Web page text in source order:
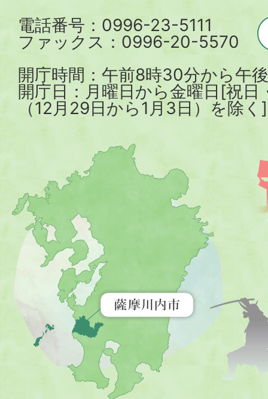
電話番号：0996-23-5111
ファックス：0996-20-5570
開庁時間：午前8時30分から午
開庁日：月曜日から金曜日[祝日
（12月29日から1月3日）を除く]
川
内
市
を
す